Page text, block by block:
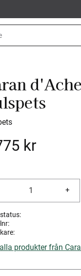
kr
+
produkter från